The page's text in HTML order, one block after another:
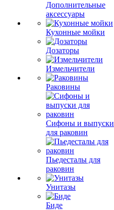
Дополнительные
аксессуары
Кухонные мойки
Дозаторы
Измельчители
Раковины
Сифоны и выпуски
для раковин
Пьедесталы для
раковин
Унитазы
Биде